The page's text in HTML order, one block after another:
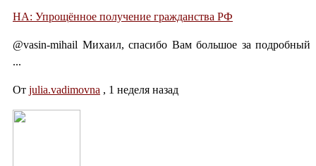
НА: Упрощённое получение гражданства РФ
@vasin-mihail Михаил, спасибо Вам большое за подробный
...
От julia.vadimovna , 1 неделя назад